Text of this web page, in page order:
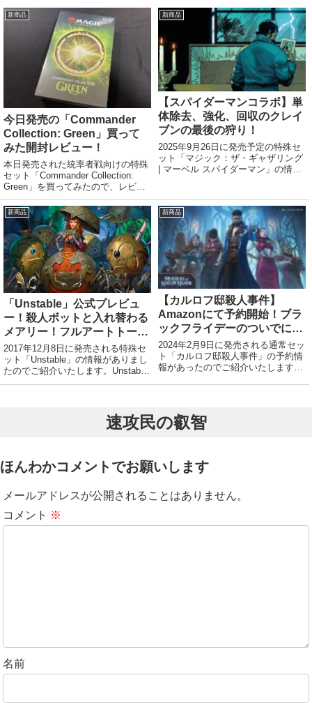
新商品
今日発売の「Commander
Collection: Green」買って
みた開封レビュー！
本日発売された統率者戦向けの特殊
セット「Commander Collection:
Green」を買ってみたので、レビュ
ーしてみたいと思います！私が購入
したのはコチラ！公式の商品説明い
わく。「Commander Collection」シ
リー...
新商品
【スパイダーマンコラボ】単
体除去、強化、回収のクレイ
ブンの最後の狩り！
2025年9月26日に発売予定の特殊セ
ット「マジック：ザ・ギャザリング
| マーベル スパイダーマン」の情報
新商品
「Unstable」公式プレビュ
ー！殺人ボットと入れ替わる
メアリー！フルアートトーク
ン！ほか
2017年12月8日に発売される特殊セ
ット「Unstable」の情報がありまし
たのでご紹介いたします。Unstable
とは銀枠のジョーク・セットで、発
第3弾。従来のルールを面...
新商品
【カルロフ邸殺人事件】
Amazonにて予約開始！ブラ
ックフライデーのついでにポ
チっておこう！
2024年2月9日に発売される通常セッ
ト「カルロフ邸殺人事件」の予約情
報があったのでご紹介いたします。
す。この記事を公開したあとに、ア
マゾンのビッ...
速攻民の叡智
ほんわかコメントでお願いします
メールアドレスが公開されることはありません。
コメント ※
名前